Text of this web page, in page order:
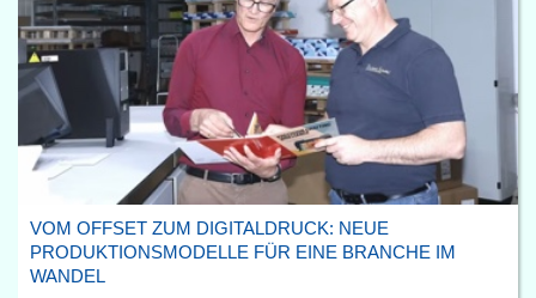
VOM OFFSET ZUM DIGITALDRUCK: NEUE
PRODUKTIONSMODELLE FÜR EINE BRANCHE IM
WANDEL